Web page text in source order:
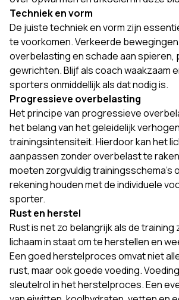
Techniek en vorm
De juiste techniek en vorm zijn
te voorkomen. Verkeerde
overbelasting en schade aan spieren,
gewrichten. Blijf als coach waakzaam
sporters onmiddellijk als dat nodig is.
Progressieve overbelasting
Het principe van progressieve
het belang van het geleidelijk
trainingsintensiteit. Hierdoor kan het
aanpassen zonder overbelast te
moeten zorgvuldig trainingsschema's
rekening houden met de individuele
sporter.
Rust en herstel
Rust is net zo belangrijk als de training
lichaam in staat om te herstellen en
Een goed herstelproces omvat niet
rust, maar ook goede voeding.
sleutelrol in het herstelproces. Een